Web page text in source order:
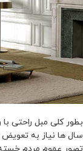
بطور کلی مبل راحتی
سال ها نیاز به